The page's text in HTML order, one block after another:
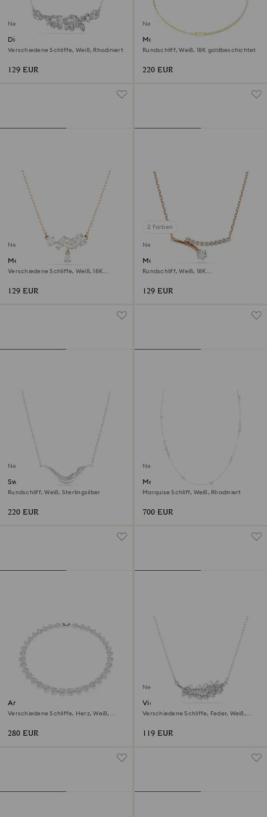
Neu
Diapason Halskette
Verschiedene Schliffe, Weiß, Rhodiniert
129 EUR
Neu
Matrix Halskette
Rundschliff, Weiß, 18K goldbeschichtet
220 EUR
Neu
Mesmera Halskette
Verschiedene Schliffe, Weiß, 18K
129 EUR
2 Farben
Neu
Matrix Halskette
Rundschliff, Weiß, 18K
129 EUR
Neu
Swarovski Classica Halskette
Rundschliff, Weiß, Sterlingsilber
220 EUR
Neu
Mesmera lange Halskette
Marquise Schliff, Weiß, Rhodiniert
700 EUR
Ariana Grande x Swarovski
Halskette
Verschiedene Schliffe, Herz, Weiß,
280 EUR
Neu
Vienna Anhänger
Verschiedene Schliffe, Feder, Weiß,
119 EUR